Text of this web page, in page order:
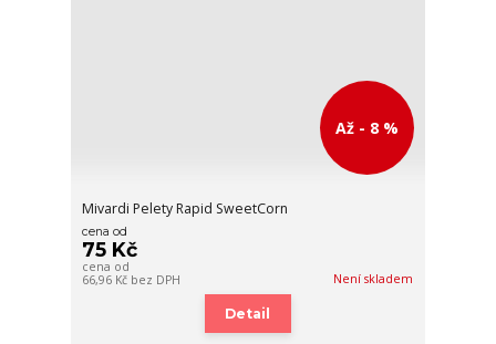
Až - 8 %
Mivardi Pelety Rapid SweetCorn
cena od
75 Kč
cena od
66,96 Kč bez DPH Není skladem
Detail